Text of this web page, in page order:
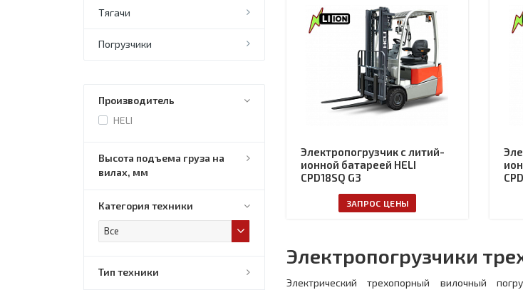
Тягачи
Погрузчики
Производитель
HELI
Высота подъема груза на
вилах, мм
Категория техники
Все
Тип техники
Электропогрузчик с литий-
ионной батареей HELI
CPD18SQ G3
ЗАПРОС ЦЕНЫ
Электропогрузчики
Электрический трехопорный вилочный